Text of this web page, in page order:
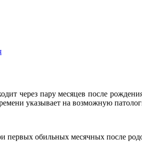
через пару месяцев после
указывает на возможную
первых обильных месячных после